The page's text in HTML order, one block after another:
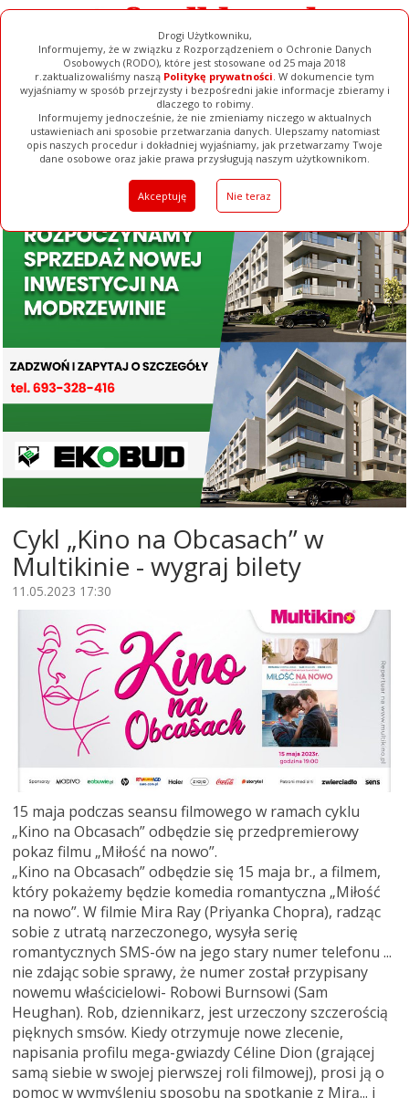
Drogi Użytkowniku,
Informujemy, że w związku z Rozporządzeniem o Ochronie Danych
Osobowych (RODO), które jest stosowane od 25 maja 2018
r.zaktualizowaliśmy naszą Politykę prywatności. W dokumencie tym
wyjaśniamy w sposób przejrzysty i bezpośredni jakie informacje zbieramy i
dlaczego to robimy.
Informujemy jednocześnie, że nie zmieniamy niczego w aktualnych
ustawieniach ani sposobie przetwarzania danych. Ulepszamy natomiast
opis naszych procedur i dokładniej wyjaśniamy, jak przetwarzamy Twoje
dane osobowe oraz jakie prawa przysługują naszym użytkownikom.
Akceptuję Nie teraz
Ogłoszenia Filmy Galerie Baza Firm Pełna Wersja
Cykl „Kino na Obcasach” w
Multikinie - wygraj bilety
11.05.2023 17:30
15 maja podczas seansu filmowego w ramach cyklu
„Kino na Obcasach” odbędzie się przedpremierowy
pokaz filmu „Miłość na nowo”.
„Kino na Obcasach” odbędzie się 15 maja br., a filmem,
który pokażemy będzie komedia romantyczna „Miłość
na nowo”. W filmie Mira Ray (Priyanka Chopra), radząc
sobie z utratą narzeczonego, wysyła serię
romantycznych SMS-ów na jego stary numer telefonu ...
nie zdając sobie sprawy, że numer został przypisany
nowemu właścicielowi- Robowi Burnsowi (Sam
Heughan). Rob, dziennikarz, jest urzeczony szczerością
pięknych smsów. Kiedy otrzymuje nowe zlecenie,
napisania profilu mega-gwiazdy Céline Dion (grającej
samą siebie w swojej pierwszej roli filmowej), prosi ją o
pomoc w wymyśleniu sposobu na spotkanie z Mirą... i